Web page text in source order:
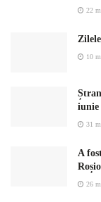
22
10
iunie
31
A
26